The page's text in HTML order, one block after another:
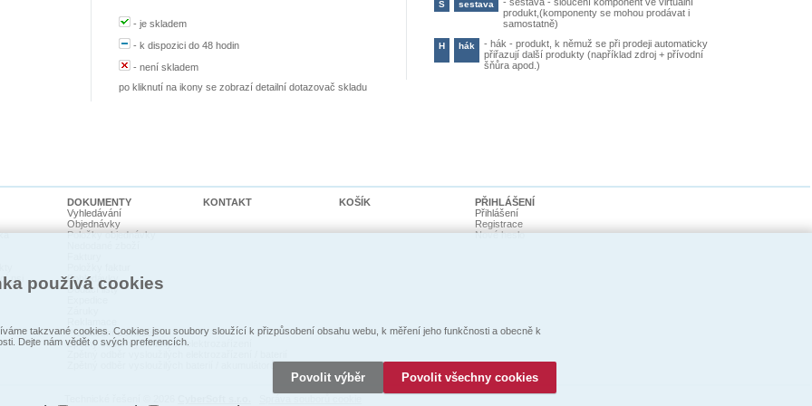
-je skladem
- k dispozici do 48 hodin
-není skladem
po kliknutí na ikony se zobrazí detailní dotazovač skladu
S sestava
produkt,(komponenty se mohou prodávat i
samostatně)
H hák - hák - produkt, k němuž se při prodeji automaticky
přiřazují další produkty (například zdroj + přívodní
šňůra apod.)
psi
DOKUMENTY
Vyhledávání
Objednávky
Položky objednávky
Pohledávky
Dodací listy
Prohlášení o shodě
Zpětný odběr vysloužilých elektrozaŕízení
Zpětný odběr vysloužilých baterií / akumulátorů
KONTAKT KOŠÍK
PŘIHLÁŠENÍ
Přihlášení
Registrace
Nové heslo
používá cookies
takzvané cookies. Cookies jsou soubory sloužící k přizpůsobení obsahu webu, k měření jeho funkčnosti a obecně k
Dejte nám vědět o svých preferencích.
Povolit výběr Povolit všechny cookies